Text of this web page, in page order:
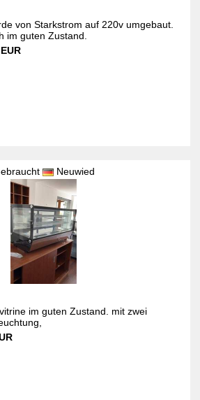
von Starkstrom auf 220v umgebaut.
im guten Zustand.
Neuwied
im guten Zustand. mit zwei